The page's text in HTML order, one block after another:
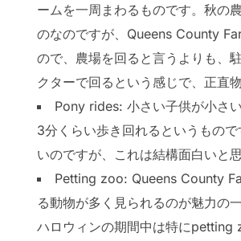
ームを一周まわるものです。秋の
のなのですが、Queens County
ので、農場を回ると言うよりも、
クターで回るという感じで、正直
Pony rides: 小さい子供が小さ
3分くらい歩き回れるというもの
いのですが、これは結構面白いと思
Petting zoo: Queens County
る動物が多く見られるのが魅力の
ハロウィンの期間中は特にpetting